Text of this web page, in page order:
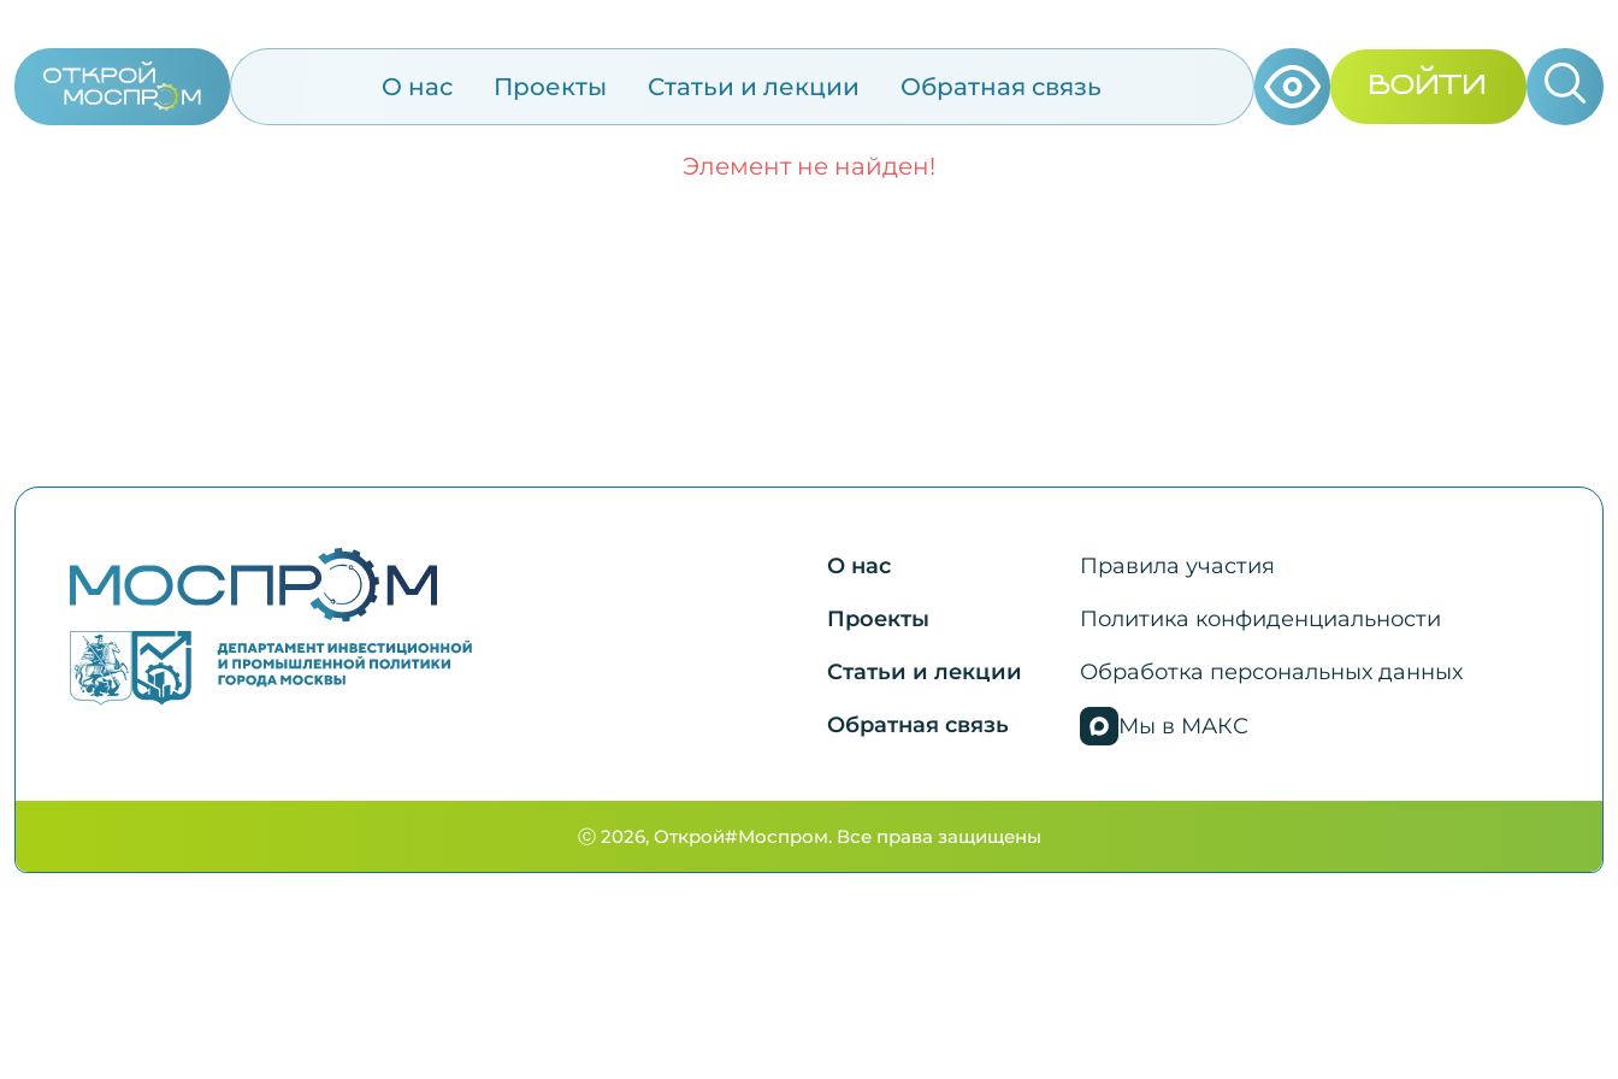
О нас Проекты Статьи и лекции Обратная связь ВОЙТИ
Элемент не найден!
О нас
Проекты
Статьи и лекции
Обратная связь
Правила участия
Политика конфиденциальности
Обработка персональных данных
Мы в МАКС
ⓒ 2026, Открой#Моспром. Все права защищены